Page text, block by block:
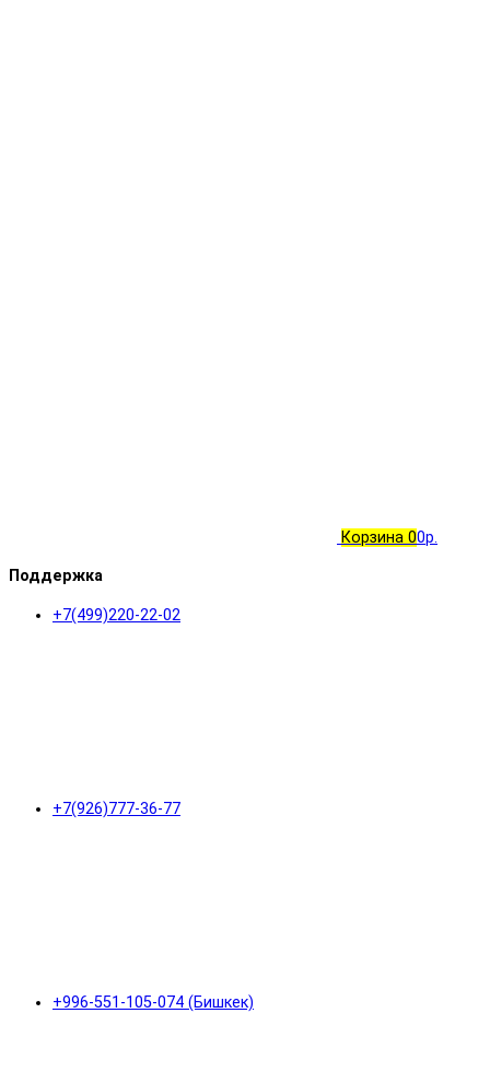
Корзина 00р.
Поддержка
+7(499)220-22-02
+7(926)777-36-77
+996-551-105-074 (Бишкек)